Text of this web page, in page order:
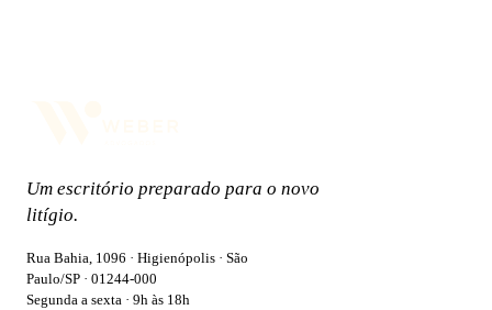
Um escritório preparado para o novo
litígio.
Rua Bahia, 1096 · Higienópolis · São
Paulo/SP · 01244-000
Segunda a sexta · 9h às 18h